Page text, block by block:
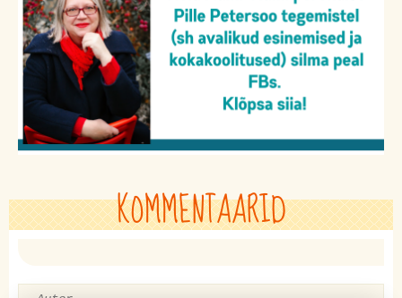
KOMMENTAARID